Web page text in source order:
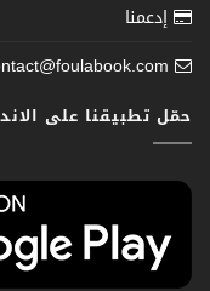
إدعمنا
حمّل تطبيقنا على